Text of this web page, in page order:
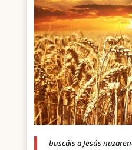
buscáis a Jesús